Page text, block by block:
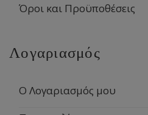
Όροι και Προϋποθέσεις
Λογαριασμός
Ο Λογαριασμός μου